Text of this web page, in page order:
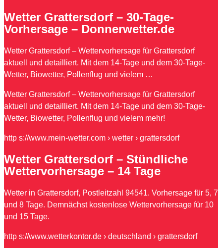
Wetter Grattersdorf – 30-Tage-
Vorhersage – Donnerwetter.de
Wetter Grattersdorf – Wettervorhersage für Grattersdorf
aktuell und detailliert. Mit dem 14-Tage und dem 30-Tage-
Wetter, Biowetter, Pollenflug und vielem …
Wetter Grattersdorf – Wettervorhersage für Grattersdorf
aktuell und detailliert. Mit dem 14-Tage und dem 30-Tage-
Wetter, Biowetter, Pollenflug und vielem mehr!
http s://www.mein-wetter.com › wetter › grattersdorf
Wetter Grattersdorf – Stündliche
Wettervorhersage – 14 Tage
Wetter in Grattersdorf, Postleitzahl 94541. Vorhersage für 5, 7
und 8 Tage. Demnächst kostenlose Wettervorhersage für 10
und 15 Tage.
http s://www.wetterkontor.de › deutschland › grattersdorf